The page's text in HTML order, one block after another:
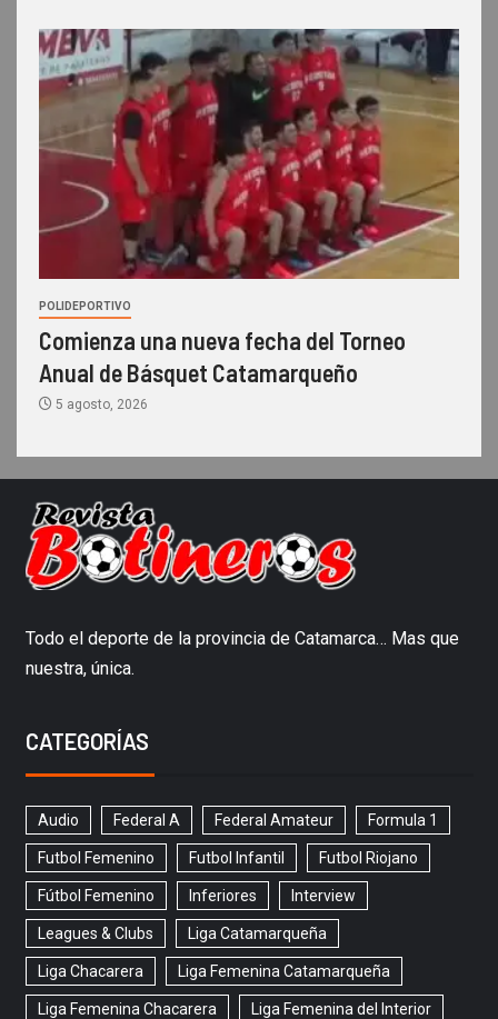
POLIDEPORTIVO
Comienza una nueva fecha del Torneo
Anual de Básquet Catamarqueño
5 agosto, 2026
Todo el deporte de la provincia de Catamarca… Mas que
nuestra, única.
CATEGORÍAS
Audio Federal A Federal Amateur Formula 1
Futbol Femenino Futbol Infantil Futbol Riojano
Fútbol Femenino Inferiores Interview
Leagues & Clubs Liga Catamarqueña
Liga Chacarera Liga Femenina Catamarqueña
Liga Femenina Chacarera Liga Femenina del Interior